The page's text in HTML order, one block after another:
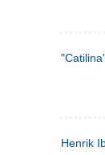
Henrik